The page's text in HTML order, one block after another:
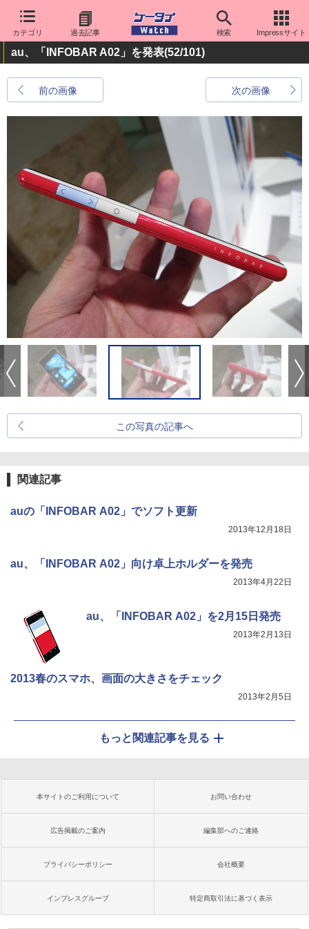
カテゴリ 過去記事 検索 Impressサイト
au、「INFOBAR A02」を発表(52/101)
前の画像 次の画像
この写真の記事へ
関連記事
auの「INFOBAR A02」でソフト更新
2013年12月18日
au、「INFOBAR A02」向け卓上ホルダーを発売
2013年4月22日
au、「INFOBAR A02」を2月15日発売
2013年2月13日
2013春のスマホ、画面の大きさをチェック
2013年2月5日
もっと関連記事を見る
本サイトのご利用について お問い合わせ
広告掲載のご案内 編集部へのご連絡
プライバシーポリシー 会社概要
インプレスグループ 特定商取引法に基づく表示